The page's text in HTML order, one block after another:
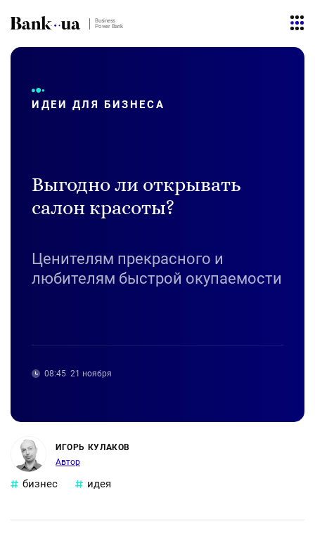
Business
Power Bank
ИДЕИ ДЛЯ БИЗНЕСА
Выгодно ли открывать
салон красоты?
Ценителям прекрасного и
любителям быстрой окупаемости
08:45 21 ноября
ИГОРЬ КУЛАКОВ
Автор
бизнес идея